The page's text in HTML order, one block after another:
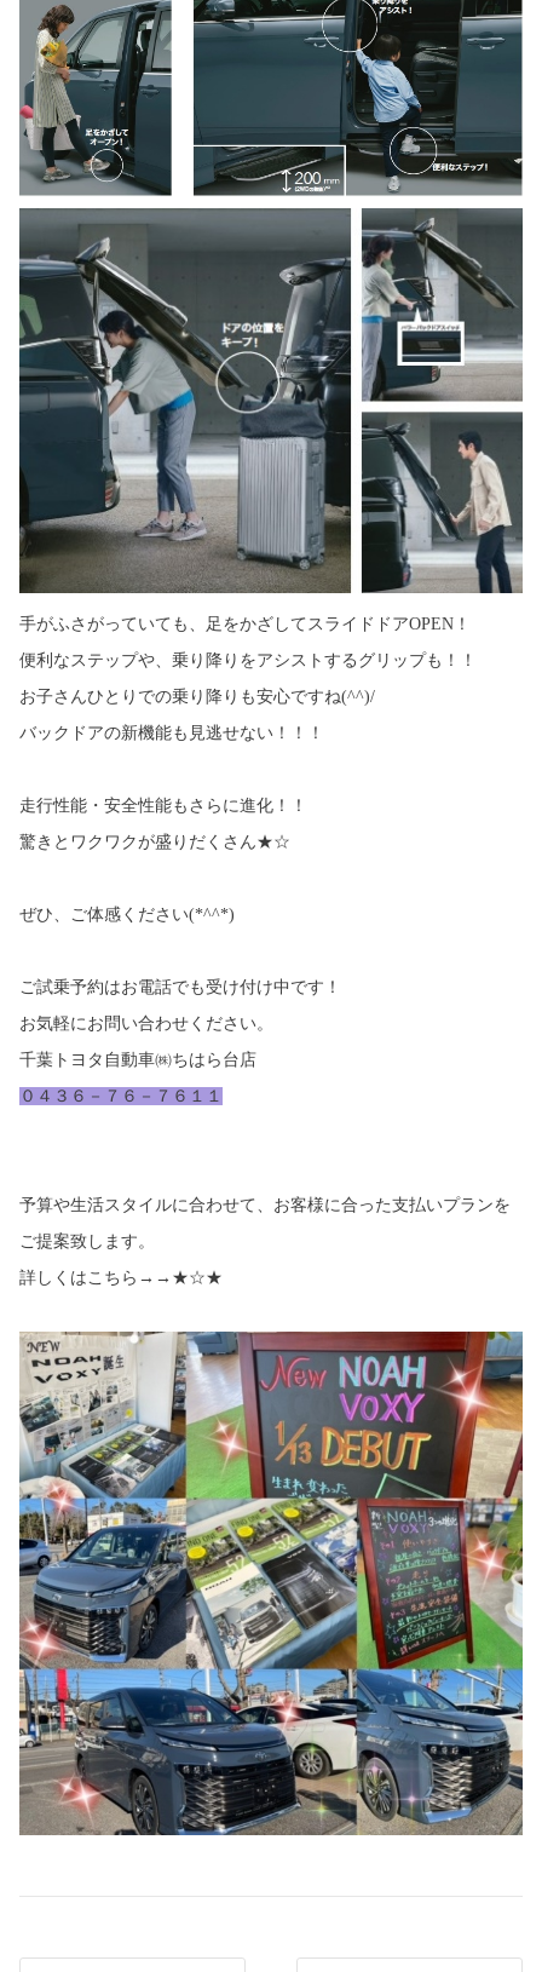
手がふさがっていても、足をかざしてスライドドアOPEN！
便利なステップや、乗り降りをアシストするグリップも！！
お子さんひとりでの乗り降りも安心ですね(^^)/
バックドアの新機能も見逃せない！！！
走行性能・安全性能もさらに進化！！
驚きとワクワクが盛りだくさん★☆
ぜひ、ご体感ください(*^^*)
ご試乗予約はお電話でも受け付け中です！
お気軽にお問い合わせください。
千葉トヨタ自動車㈱ちはら台店
０４３６－７６－７６１１
予算や生活スタイルに合わせて、お客様に合った支払いプランを
ご提案致します。
詳しくはこちら→→ ★☆★